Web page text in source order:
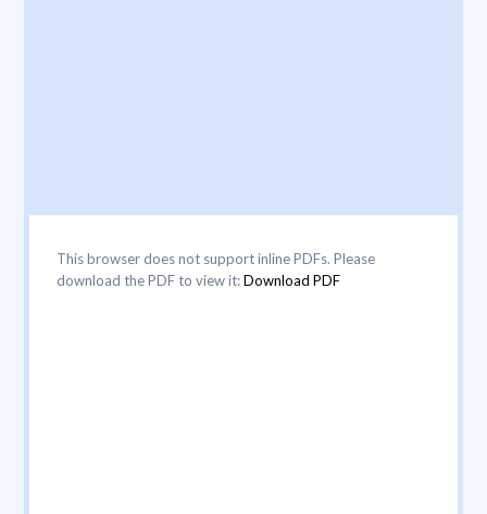
This browser does not support inline PDFs. Please
download the PDF to view it:Download PDF